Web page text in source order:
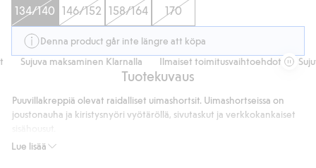
134/140 146/152 158/164 170
Denna product går inte längre att köpa
Sujuva maksaminen Klarnalla
Ilmaiset toimitusvaihtoehdot
Tuotekuvaus
Lue lisää
Puuvillakreppiä olevat raidalliset uimashortsit. Uimashortseissa on
joustonauha ja kiristysnyöri vyötäröllä, sivutaskut ja verkkokankaiset
Sisältää 100 % kierrätettyä polyesteriä.